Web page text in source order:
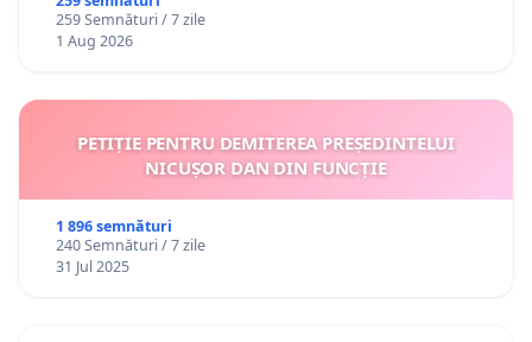
259 Semnături / 7 zile
1 Aug 2026
PETIȚIE PENTRU DEMITEREA PREȘEDINTELUI
NICUȘOR DAN DIN FUNCȚIE
1 896 semnături
240 Semnături / 7 zile
31 Jul 2025